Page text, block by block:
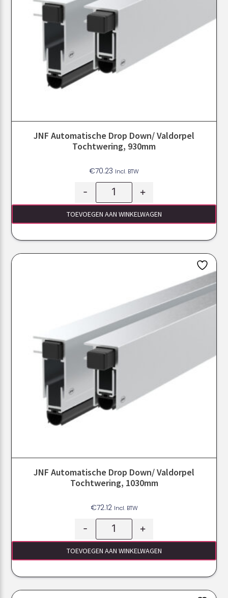
JNF Automatische Drop Down/ Valdorpel
Tochtwering, 930mm
€70.23 Incl. BTW
- +
TOEVOEGEN AAN WINKELWAGEN
JNF Automatische Drop Down/ Valdorpel
Tochtwering, 1030mm
€72.12 Incl. BTW
- +
TOEVOEGEN AAN WINKELWAGEN